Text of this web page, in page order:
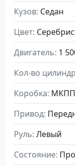
Кузов Седан
Цвет
Двигатель 1
Кол-во
Коробка МКПП
Привод
Руль Левый
Состояние